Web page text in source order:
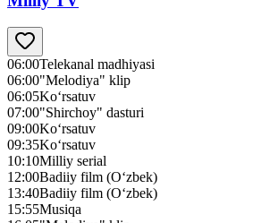
06:00Telekanal madhiyasi
06:00"Melodiya" klip
06:05Ko‘rsatuv
07:00"Shirchoy" dasturi
09:00Ko‘rsatuv
09:35Ko‘rsatuv
10:10Milliy serial
12:00Badiiy film (O‘zbek)
13:40Badiiy film (O‘zbek)
15:55Musiqa